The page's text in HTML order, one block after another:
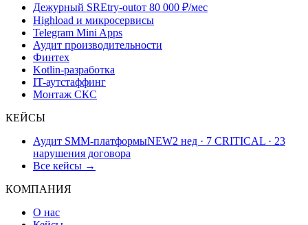
Дежурный SREtry-outот 80 000 ₽/мес
Highload и микросервисы
Telegram Mini Apps
Аудит производительности
Финтех
Kotlin-разработка
IT-аутстаффинг
Монтаж СКС
КЕЙСЫ
Аудит SMM-платформыNEW2 нед · 7 CRITICAL · 23
нарушения договора
Все кейсы →
КОМПАНИЯ
О нас